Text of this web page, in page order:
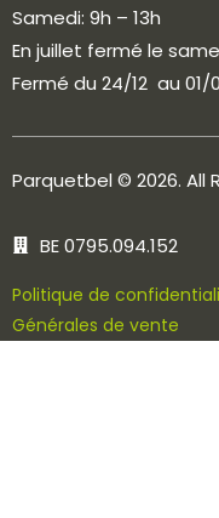
Samedi: 9h – 13h
En juillet fermé le
Fermé du 24/12 au 01/
Parquetbel © 2026. All
BE 0795.094.152
Politique de
Générales de vente